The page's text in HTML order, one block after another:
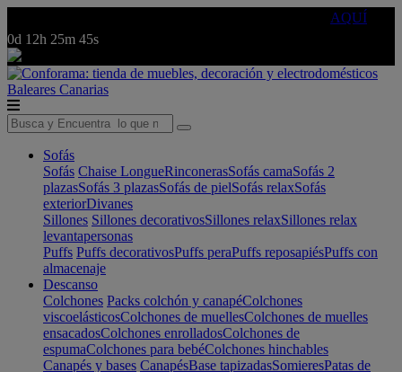
AQUÍ
0d 12h 25m 45s
Baleares Canarias
Sofás
Sofás Chaise LongueRinconerasSofás camaSofás 2
plazasSofás 3 plazasSofás de pielSofás relaxSofás
exteriorDivanes
Sillones Sillones decorativosSillones relaxSillones relax
levantapersonas
Puffs Puffs decorativosPuffs peraPuffs reposapiésPuffs con
almacenaje
Descanso
Colchones Packs colchón y canapéColchones
viscoelásticosColchones de muellesColchones de muelles
ensacadosColchones enrolladosColchones de
espumaColchones para bebéColchones hinchables
Canapés y bases CanapésBase tapizadasSomieresPatas de